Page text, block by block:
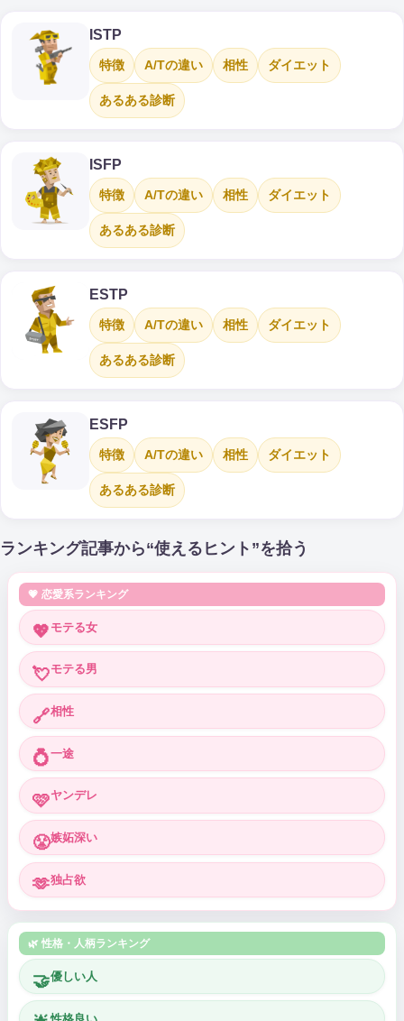
ISTP
特徴 A/Tの違い 相性 ダイエット
あるある診断
ISFP
特徴 A/Tの違い 相性 ダイエット
あるある診断
ESTP
特徴 A/Tの違い 相性 ダイエット
あるある診断
ESFP
特徴 A/Tの違い 相性 ダイエット
あるある診断
ランキング記事から“使えるヒント”を拾う
💗 恋愛系ランキング
💖 モテる女
💘モテる男
🔗相性
💍一途
🩷ヤンデレ
😤嫉妬深い
🫶独占欲
🌿 性格・人柄ランキング
🤝優しい人